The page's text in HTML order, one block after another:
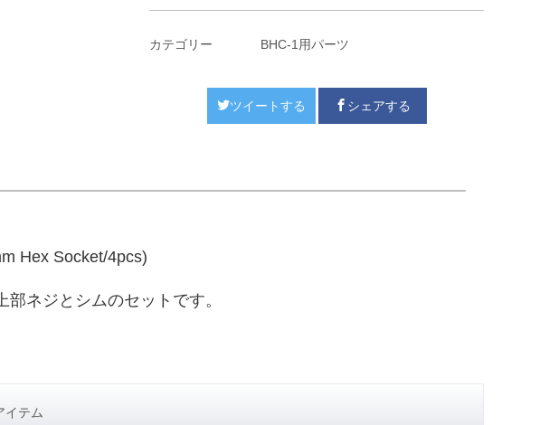
カテゴリー BHC-1用パーツ
ツイートする シェアする
Hex Socket/4pcs)
ネジとシムのセットです。
イテム